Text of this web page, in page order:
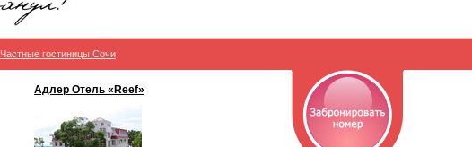
Частные гостиницы Сочи
Адлер Отель «Reef»